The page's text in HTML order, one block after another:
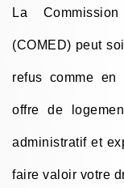
La
(COMED) peut
refus comme en
offre de
administratif et
faire valoir votre